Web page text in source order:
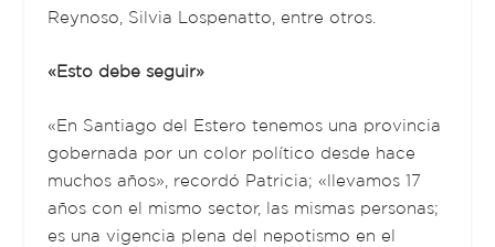
Reynoso, Silvia Lospenatto, entre otros.
«Esto debe seguir»
«En Santiago del Estero tenemos una provincia
gobernada por un color político desde hace
muchos años», recordó Patricia; «llevamos 17
años con el mismo sector, las mismas personas;
es una vigencia plena del nepotismo en el